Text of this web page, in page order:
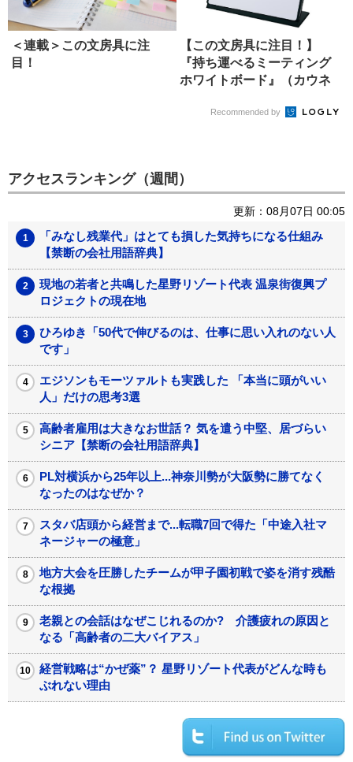
＜連載＞この文房具に注
目！
【この文房具に注目！】
『持ち運べるミーティング
ホワイトボード』（カウネ
Recommended by
アクセスランキング（週間）
更新：08月07日 00:05
「みなし残業代」はとても損した気持ちになる仕組み
【禁断の会社用語辞典】
現地の若者と共鳴した星野リゾート代表 温泉街復興プ
ロジェクトの現在地
ひろゆき「50代で伸びるのは、仕事に思い入れのない人
です」
エジソンもモーツァルトも実践した 「本当に頭がいい
人」だけの思考3選
高齢者雇用は大きなお世話？ 気を遣う中堅、居づらい
シニア【禁断の会社用語辞典】
PL対横浜から25年以上...神奈川勢が大阪勢に勝てなく
なったのはなぜか？
スタバ店頭から経営まで...転職7回で得た「中途入社マ
ネージャーの極意」
地方大会を圧勝したチームが甲子園初戦で姿を消す残酷
な根拠
老親との会話はなぜこじれるのか? 介護疲れの原因と
なる「高齢者の二大バイアス」
経営戦略は“かぜ薬”？ 星野リゾート代表がどんな時も
ぶれない理由